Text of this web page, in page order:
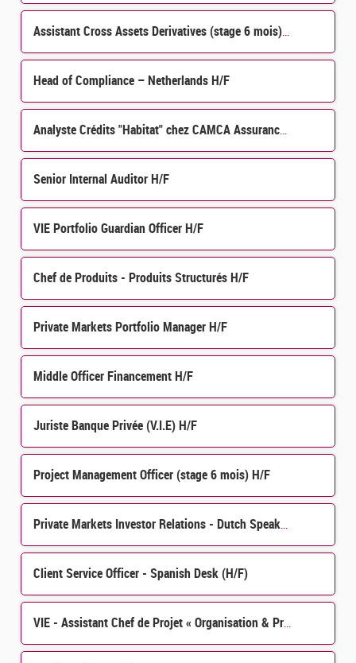
Assistant Cross Assets Derivatives (stage 6 mois) H/F
Head of Compliance – Netherlands H/F
Analyste Crédits "Habitat" chez CAMCA Assurances H/F
Senior Internal Auditor H/F
VIE Portfolio Guardian Officer H/F
Chef de Produits - Produits Structurés H/F
Private Markets Portfolio Manager H/F
Middle Officer Financement H/F
Juriste Banque Privée (V.I.E) H/F
Project Management Officer (stage 6 mois) H/F
Private Markets Investor Relations - Dutch Speaker H/F
Client Service Officer - Spanish Desk (H/F)
VIE - Assistant Chef de Projet « Organisation & Process » H/F